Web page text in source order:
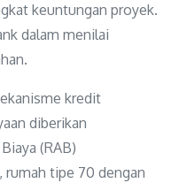
keuntungan proyek.
dalam menilai
kredit
diberikan
(RAB)
rumah tipe 70 dengan